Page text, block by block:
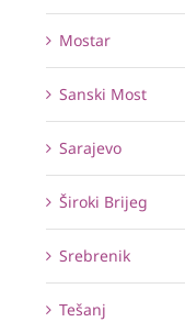
Mostar
Sanski Most
Sarajevo
Široki Brijeg
Srebrenik
Tešanj